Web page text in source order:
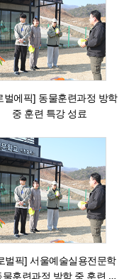
벌에픽] 동물훈련과정 방학
중 훈련 특강 성료
벌픽] 서울예술실용전문학
물훈련과정 방학 중 훈련 특